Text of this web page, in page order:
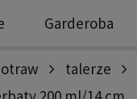
Garderoba
talerze